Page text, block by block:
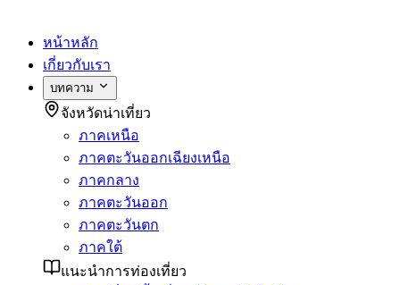
หน้าหลัก
เกี่ยวกับเรา
บทความ
จังหวัดน่าเที่ยว
ภาคเหนือ
ภาคตะวันออกเฉียงเหนือ
ภาคกลาง
ภาคตะวันออก
ภาคตะวันตก
ภาคใต้
แนะนำการท่องเที่ยว